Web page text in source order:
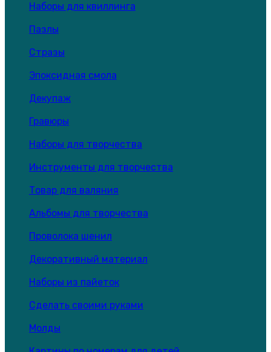
Наборы для квиллинга
Пазлы
Стразы
Эпоксидная смола
Декупаж
Гравюры
Наборы для творчества
Инструменты для творчества
Товар для валяния
Альбомы для творчества
Проволока шенил
Декоративный материал
Наборы из пайеток
Сделать своими руками
Молды